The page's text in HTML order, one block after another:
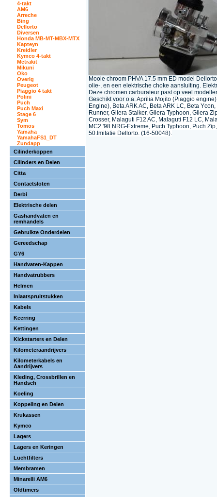
4-takt
AM6
Arreche
Bing
Dellorto
Diversen
Honda MB-MT-MBX-MTX
Kapteyn
Kreidler
Kymco 4-takt
Metrakit
Mikuni
Oko
Overig
Peugeot
Piaggio 4 takt
Polini
Puch
Puch Maxi
Stage 6
Sym
Tomos
Yamaha
YamahaFS1_DT
Zundapp
Cilinderkoppen
Cilinders en Delen
Citta
Contactsloten
Derbi
Elektrische delen
Gashandvaten en
remhandels
Gebruikte Onderdelen
Gereedschap
GY6
Handvaten-Kappen
Handvatrubbers
Helmen
Inlaatspruitstukken
Kabels
Keerring
Kettingen
Kickstarters en Delen
Kilometeraandrijvers
Kilometerkabels en
Aandrijvers
Kleding, Crossbrillen en
Handsch
Koeling
Koppeling en Delen
Krukassen
Kymco
Lagers
Lagers en Keringen
Luchtfilters
Membramen
Minarelli AM6
Oldtimers
Mooie chroom PHVA 17.5 mm ED model
olie-, en een elektrische choke aansluiting.
Deze chromen carburateur past op veel
Geschikt voor o.a. Aprilia Mojito (Piaggio
Engine), Beta ARK AC, Beta ARK LC, Beta
Runner, Gilera Stalker, Gilera Typhoon, Gilera
Crosser, Malaguti F12 AC, Malaguti F12 LC,
MC2 '98 NRG-Extreme, Puch Typhoon, Puch
50.Imitatie Dellorto. (16-50048).